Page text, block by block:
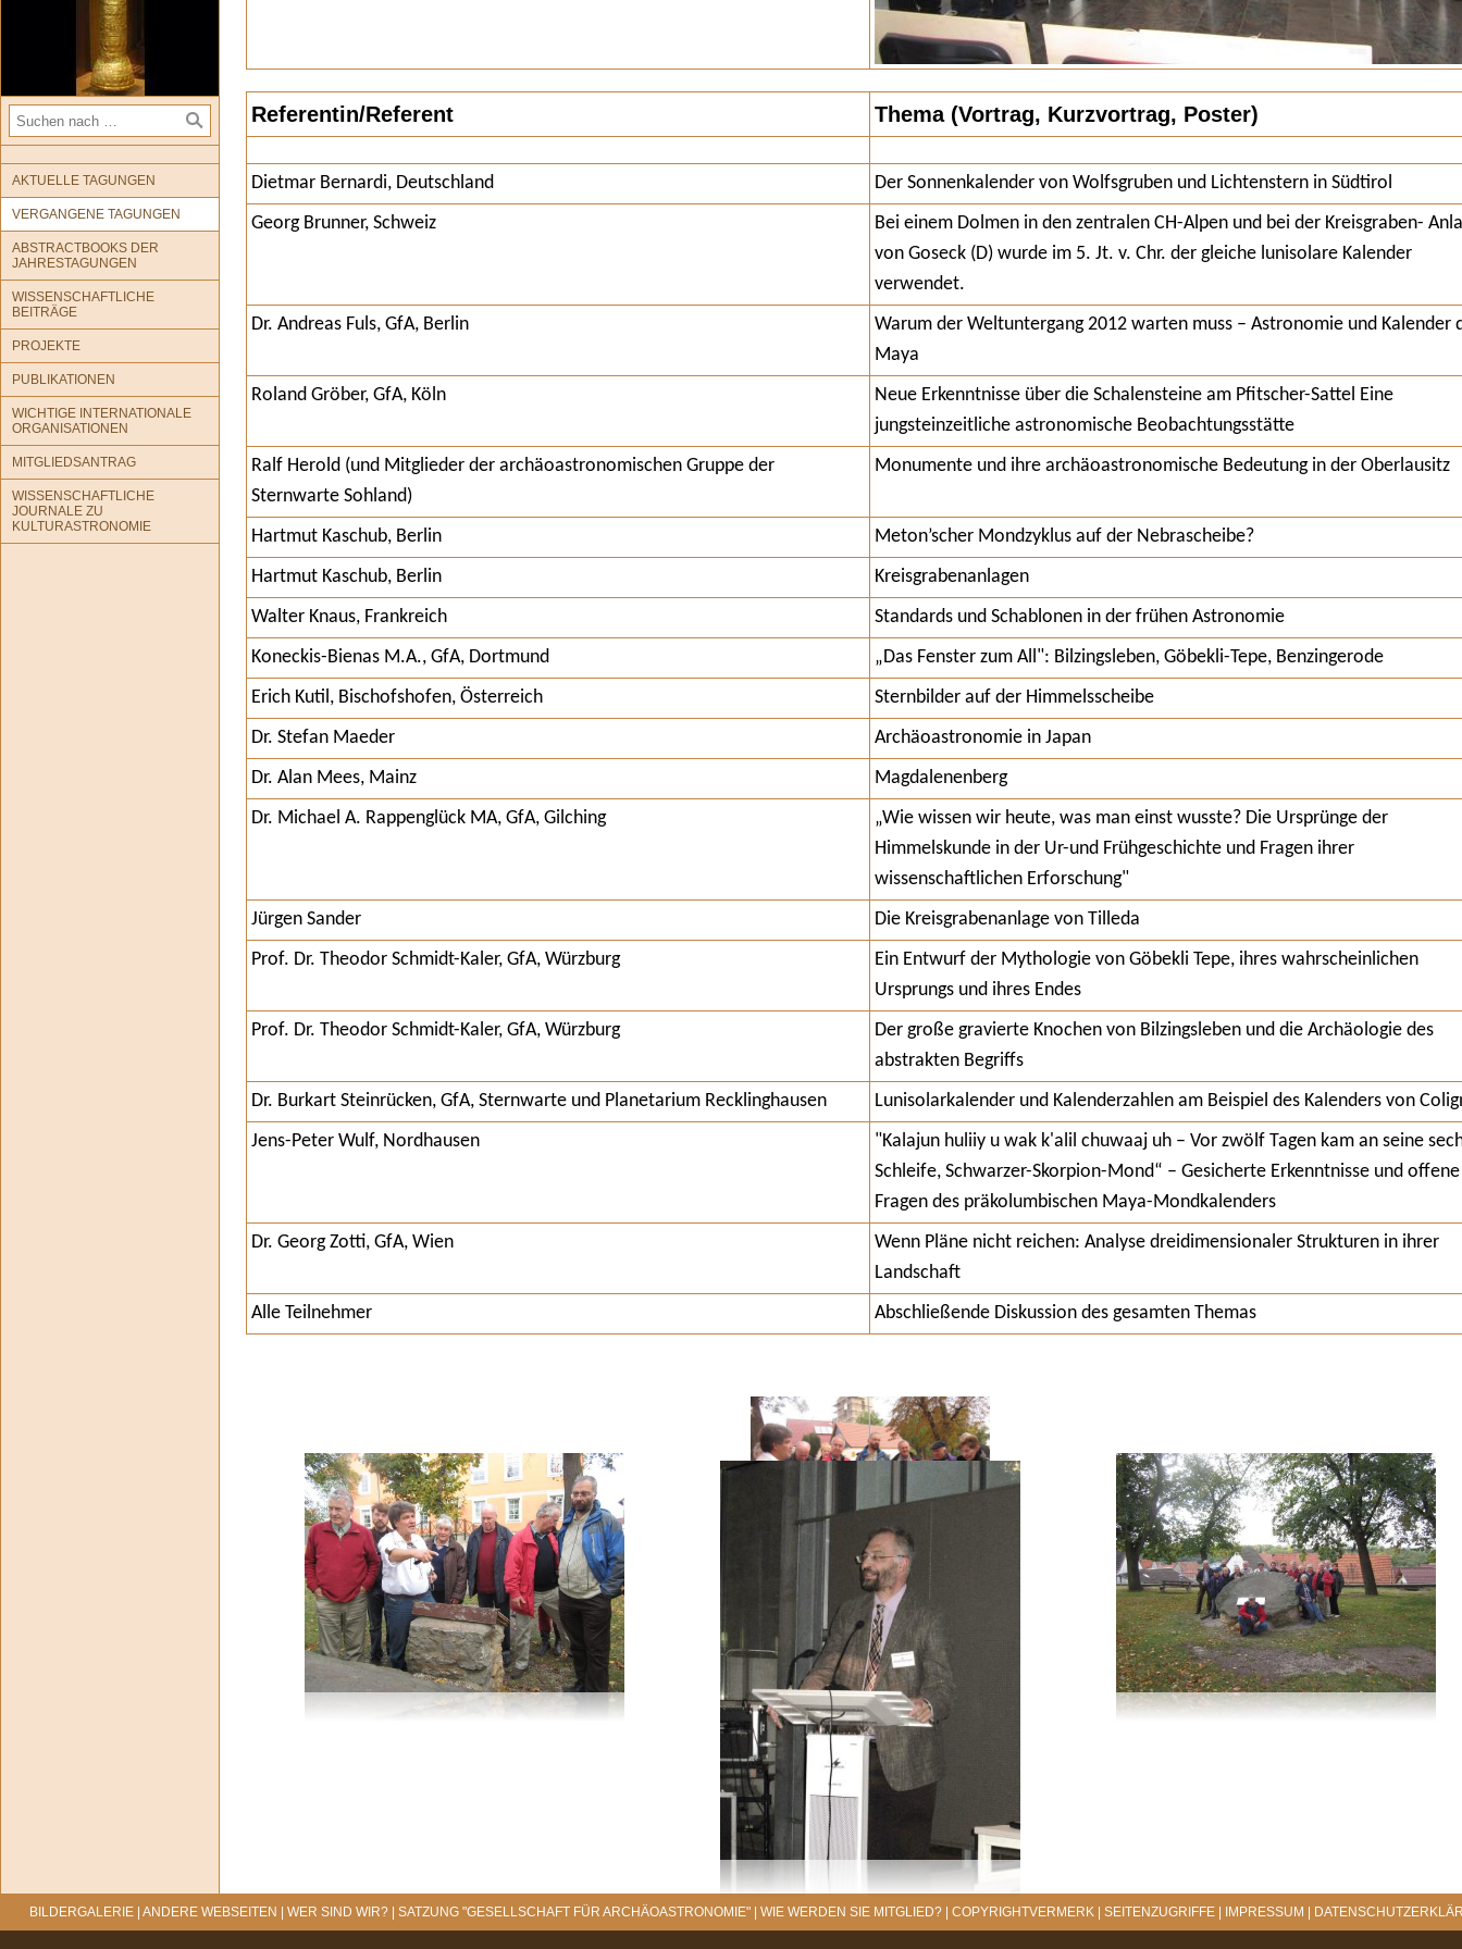
AKTUELLE TAGUNGEN
VERGANGENE TAGUNGEN
ABSTRACTBOOKS DER
JAHRESTAGUNGEN
WISSENSCHAFTLICHE
BEITRÄGE
PROJEKTE
PUBLIKATIONEN
WICHTIGE INTERNATIONALE
ORGANISATIONEN
MITGLIEDSANTRAG
WISSENSCHAFTLICHE
JOURNALE ZU
KULTURASTRONOMIE
Referentin/Referent Thema (Vortrag, Kurzvortrag, Poster)
Dietmar Bernardi, Deutschland
Der Sonnenkalender von Wolfsgruben und Lichtenstern in Südtirol
Georg Brunner, Schweiz
Bei einem Dolmen in den zentralen CH-Alpen und bei der Kreisgraben-
von Goseck (D) wurde im 5. Jt. v. Chr. der gleiche lunisolare Kalender
verwendet.
Dr. Andreas Fuls, GfA, Berlin
Warum der Weltuntergang 2012 warten muss – Astronomie und Kalender
Maya
Roland Gröber, GfA, Köln
Neue Erkenntnisse über die Schalensteine am Pfitscher-Sattel Eine
jungsteinzeitliche astronomische Beobachtungsstätte
Ralf Herold (und Mitglieder der archäoastronomischen Gruppe der
Sternwarte Sohland)
Monumente und ihre archäoastronomische Bedeutung in der Oberlausitz
Hartmut Kaschub, Berlin
Meton’scher Mondzyklus auf der Nebrascheibe?
Hartmut Kaschub, Berlin
Kreisgrabenanlagen
Walter Knaus, Frankreich
Standards und Schablonen in der frühen Astronomie
Koneckis-Bienas M.A., GfA, Dortmund
„Das Fenster zum All": Bilzingsleben, Göbekli-Tepe, Benzingerode
Erich Kutil, Bischofshofen, Österreich
Sternbilder auf der Himmelsscheibe
Dr. Stefan Maeder
Archäoastronomie in Japan
Dr. Alan Mees, Mainz
Magdalenenberg
Dr. Michael A. Rappenglück MA, GfA, Gilching
„Wie wissen wir heute, was man einst wusste? Die Ursprünge der
Himmelskunde in der Ur-und Frühgeschichte und Fragen ihrer
wissenschaftlichen Erforschung"
Jürgen Sander
Die Kreisgrabenanlage von Tilleda
Prof. Dr. Theodor Schmidt-Kaler, GfA, Würzburg
Ein Entwurf der Mythologie von Göbekli Tepe, ihres wahrscheinlichen
Ursprungs und ihres Endes
Prof. Dr. Theodor Schmidt-Kaler, GfA, Würzburg
Der große gravierte Knochen von Bilzingsleben und die Archäologie des
abstrakten Begriffs
Dr. Burkart Steinrücken, GfA, Sternwarte und Planetarium Recklinghausen
Lunisolarkalender und Kalenderzahlen am Beispiel des Kalenders von
Jens-Peter Wulf, Nordhausen
"Kalajun huliiy u wak k'alil chuwaaj uh – Vor zwölf Tagen kam an seine
Schleife, Schwarzer-Skorpion-Mond“ – Gesicherte Erkenntnisse und offene
Fragen des präkolumbischen Maya-Mondkalenders
Dr. Georg Zotti, GfA, Wien
Wenn Pläne nicht reichen: Analyse dreidimensionaler Strukturen in ihrer
Landschaft
Alle Teilnehmer
Abschließende Diskussion des gesamten Themas
BILDERGALERIE ANDERE WEBSEITEN WER SIND WIR? SATZUNG "GESELLSCHAFT FÜR ARCHÄOASTRONOMIE" WIE WERDEN SIE MITGLIED? COPYRIGHTVERMERK SEITENZUGRIFFE IMPRESSUM